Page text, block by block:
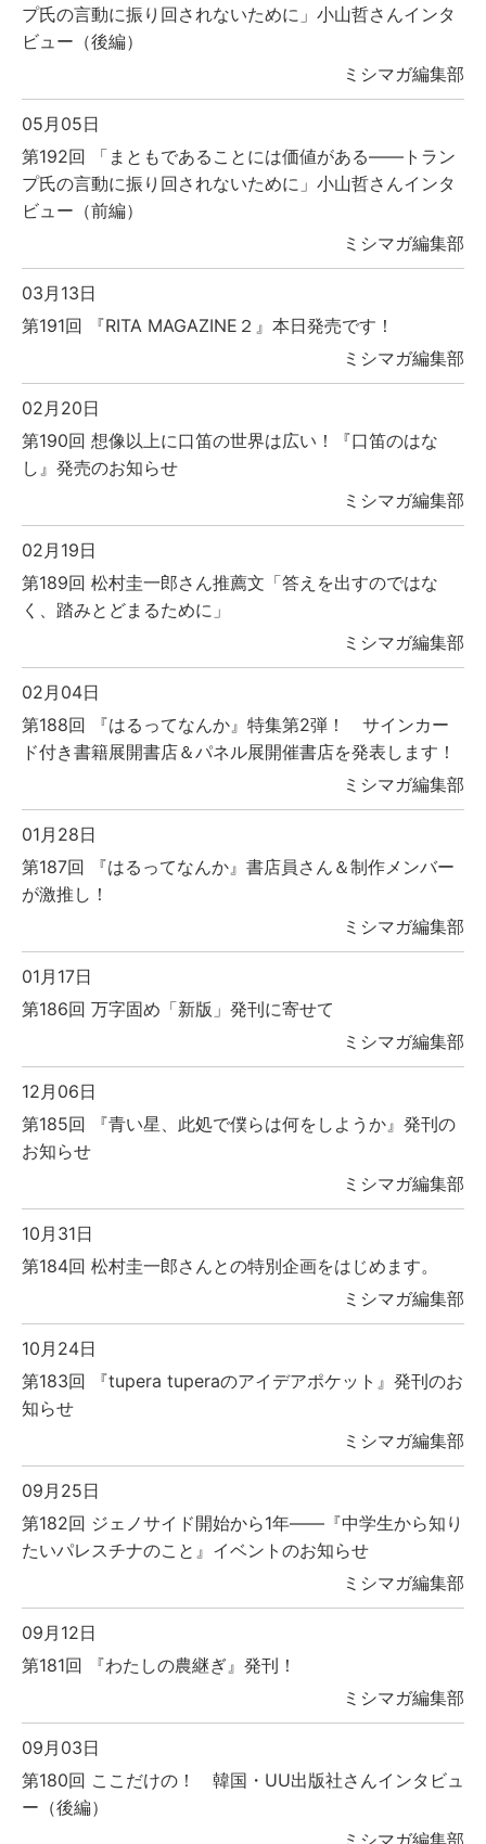
プ氏の言動に振り回されないために」小山哲さんインタ
ビュー（後編）
ミシマガ編集部
05月05日
第192回 「まともであることには価値がある――トラン
プ氏の言動に振り回されないために」小山哲さんインタ
ビュー（前編）
ミシマガ編集部
03月13日
第191回 『RITA MAGAZINE２』本日発売です！
ミシマガ編集部
02月20日
第190回 想像以上に口笛の世界は広い！『口笛のはな
し』発売のお知らせ
ミシマガ編集部
02月19日
第189回 松村圭一郎さん推薦文「答えを出すのではな
く、踏みとどまるために」
ミシマガ編集部
02月04日
第188回 『はるってなんか』特集第2弾！ サインカー
ド付き書籍展開書店＆パネル展開催書店を発表します！
ミシマガ編集部
01月28日
第187回 『はるってなんか』書店員さん＆制作メンバー
が激推し！
ミシマガ編集部
01月17日
第186回 万字固め「新版」発刊に寄せて
ミシマガ編集部
12月06日
第185回 『青い星、此処で僕らは何をしようか』発刊の
お知らせ
ミシマガ編集部
10月31日
第184回 松村圭一郎さんとの特別企画をはじめます。
ミシマガ編集部
10月24日
第183回 『tupera tuperaのアイデアポケット』発刊のお
知らせ
ミシマガ編集部
09月25日
第182回 ジェノサイド開始から1年――『中学生から知り
たいパレスチナのこと』イベントのお知らせ
ミシマガ編集部
09月12日
第181回 『わたしの農継ぎ』発刊！
ミシマガ編集部
09月03日
第180回 ここだけの！ 韓国・UU出版社さんインタビュ
ー（後編）